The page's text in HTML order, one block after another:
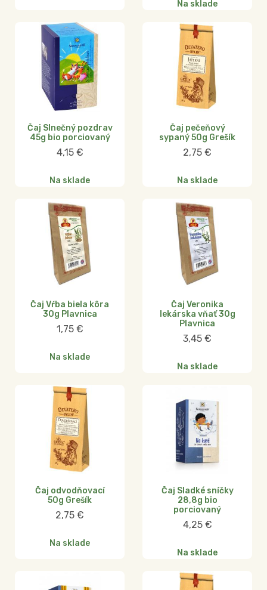
Na sklade
Čaj Slnečný pozdrav
45g bio porciovaný
4,15 €
Na sklade
Čaj pečeňový
sypaný 50g Grešík
2,75 €
Na sklade
Čaj Vŕba biela kôra
30g Plavnica
1,75 €
Na sklade
Čaj Veronika
lekárska vňať 30g
Plavnica
3,45 €
Na sklade
Čaj odvodňovací
50g Grešík
2,75 €
Na sklade
Čaj Sladké sníčky
28,8g bio
porciovaný
4,25 €
Na sklade